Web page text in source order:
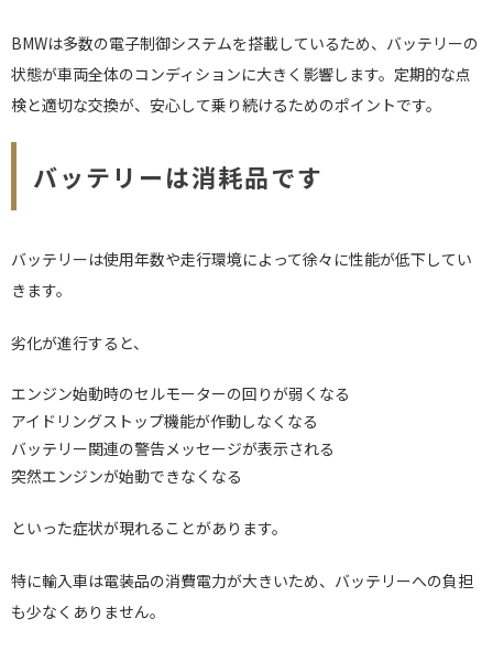
BMWは多数の電子制御システムを搭載しているため、バッテリーの
状態が車両全体のコンディションに大きく影響します。定期的な点
検と適切な交換が、安心して乗り続けるためのポイントです。
バッテリーは消耗品です
バッテリーは使用年数や走行環境によって徐々に性能が低下してい
きます。
劣化が進行すると、
エンジン始動時のセルモーターの回りが弱くなる
アイドリングストップ機能が作動しなくなる
バッテリー関連の警告メッセージが表示される
突然エンジンが始動できなくなる
といった症状が現れることがあります。
特に輸入車は電装品の消費電力が大きいため、バッテリーへの負担
も少なくありません。